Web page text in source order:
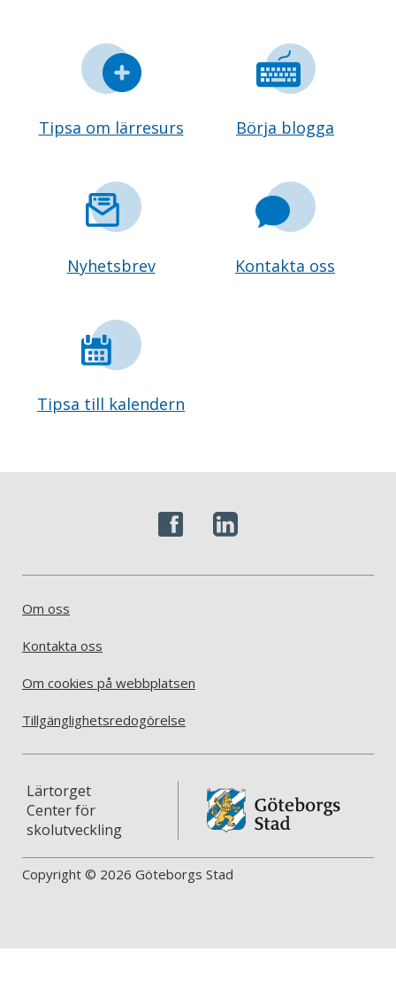
Tipsa om lärresurs Börja blogga
Nyhetsbrev Kontakta oss
Tipsa till kalendern
Om oss
Kontakta oss
Om cookies på webbplatsen
Tillgänglighetsredogörelse
Lärtorget
Center för
skolutveckling
Copyright © 2026 Göteborgs Stad